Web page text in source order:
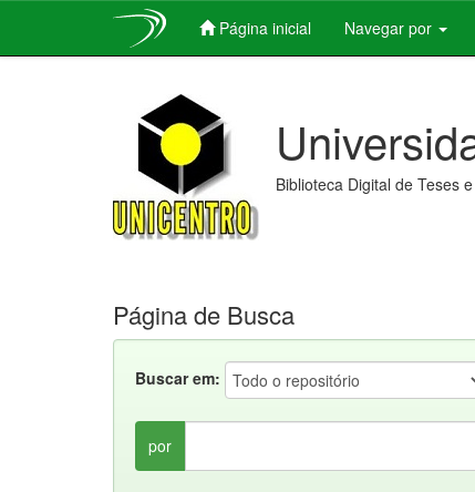
Página inicial Navegar por
Biblioteca Digital de Teses
Página de Busca
Buscar em:
por